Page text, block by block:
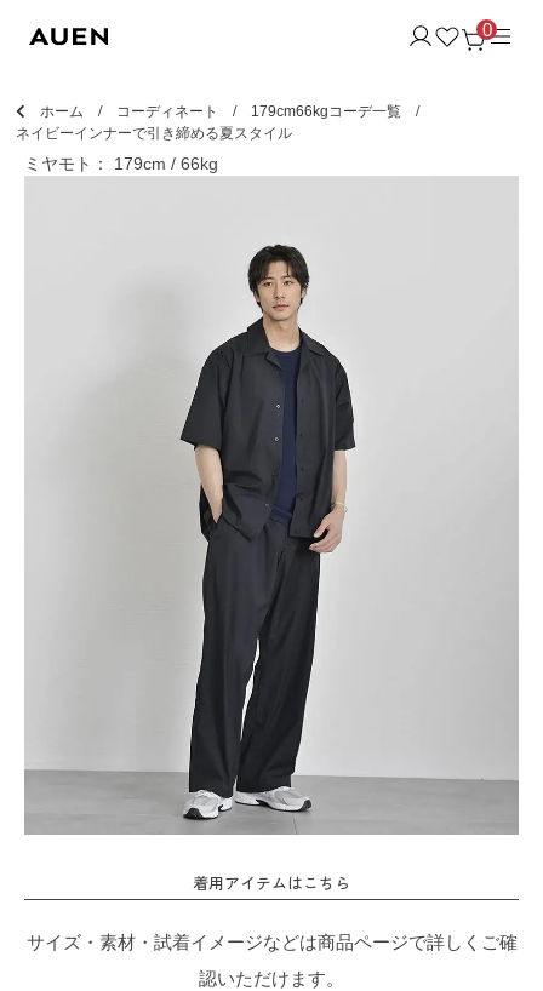
0
ホーム コーディネート
179cm66kgコーデ一覧
ネイビーインナーで引き締める夏スタイル
ミヤモト： 179cm / 66kg
着用アイテムはこちら
サイズ・素材・試着イメージなどは商品ページで詳しくご確
認いただけます。